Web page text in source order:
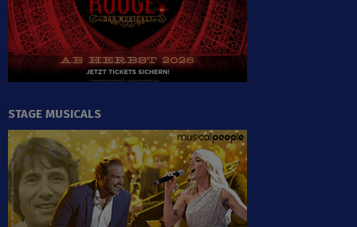
STAGE MUSICALS